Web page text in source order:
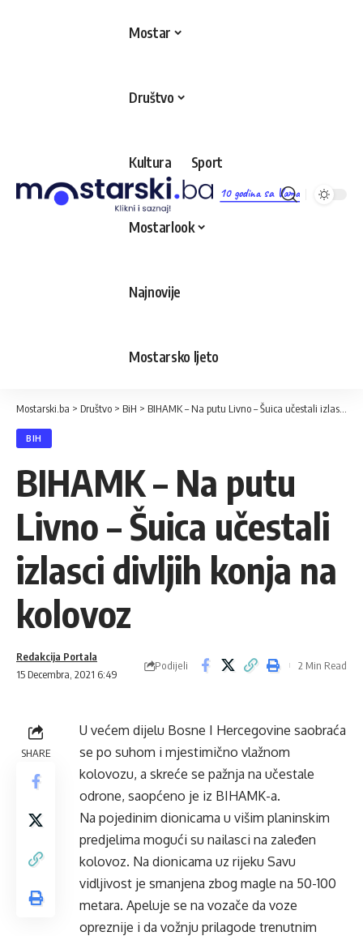
10 godina sa Vama
Mostar
Društvo
Kultura Sport
Mostarlook
Najnovije
Mostarsko ljeto
Mostarski.ba > Društvo > BiH > BIHAMK – Na putu Livno – Šuica učestali izlasci divljih konja na kolovoz
BIH
BIHAMK – Na putu
Livno – Šuica učestali
izlasci divljih konja na
kolovoz
15 Decembra, 2021 6:49
Redakcija Portala
Podijeli 2 Min Read
SHARE
U većem dijelu Bosne I Hercegovine saobraća
se po suhom i mjestimično vlažnom
kolovozu, a skreće se pažnja na učestale
odrone, saopćeno je iz BIHAMK-a.
Na pojedinim dionicama u višim planinskim
predjelima mogući su nailasci na zaleđen
kolovoz. Na dionicama uz rijeku Savu
vidljivost je smanjena zbog magle na 50-100
metara. Apeluje se na vozače da voze
opreznije i da vožnju prilagode trenutnim